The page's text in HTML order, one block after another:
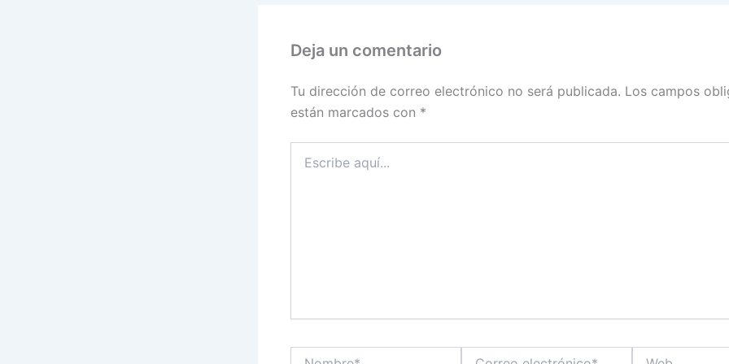
Deja un comentario
Tu dirección de correo electrónico no será publicada. Los campos
están marcados con *
aquí...